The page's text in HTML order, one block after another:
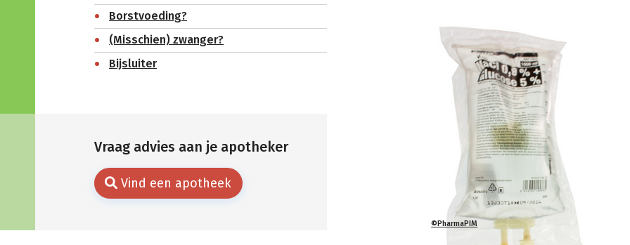
Vraag advies aan je apotheker
Vind een apotheek
Borstvoeding?
(Misschien) zwanger?
Bijsluiter
©PharmaPIM